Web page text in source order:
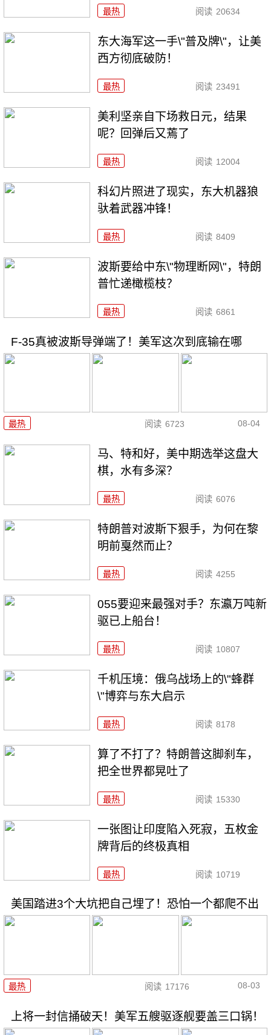
最热 阅读 20634
东大海军这一手\"普及牌\"，让美
西方彻底破防！
最热 阅读 23491
美利坚亲自下场救日元，结果
呢？回弹后又蔫了
最热 阅读 12004
科幻片照进了现实，东大机器狼
驮着武器冲锋！
最热 阅读 8409
波斯要给中东\"物理断网\"，特朗
普忙递橄榄枝？
最热 阅读 6861
F-35真被波斯导弹端了！美军这次到底输在哪
最热 阅读 6723 08-04
马、特和好，美中期选举这盘大
棋，水有多深？
最热 阅读 6076
特朗普对波斯下狠手，为何在黎
明前戛然而止？
最热 阅读 4255
055要迎来最强对手？东瀛万吨新
驱已上船台！
最热 阅读 10807
千机压境：俄乌战场上的\"蜂群
\"博弈与东大启示
最热 阅读 8178
算了不打了？特朗普这脚刹车，
把全世界都晃吐了
最热 阅读 15330
一张图让印度陷入死寂，五枚金
牌背后的终极真相
最热 阅读 10719
美国踏进3个大坑把自己埋了！恐怕一个都爬不出
最热 阅读 17176 08-03
上将一封信捅破天！美军五艘驱逐舰要盖三口锅！